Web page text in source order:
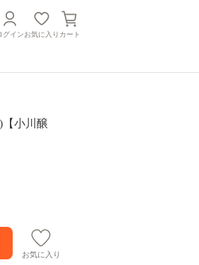
グインお気に入り カート
小川醸
お気に入り